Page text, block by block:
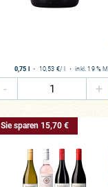
0,75 l ・ 10,53 €/ l ・inkl. 19 %
- +
Sie sparen 15,70 €